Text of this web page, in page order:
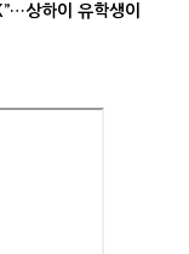
상하이 유학생이